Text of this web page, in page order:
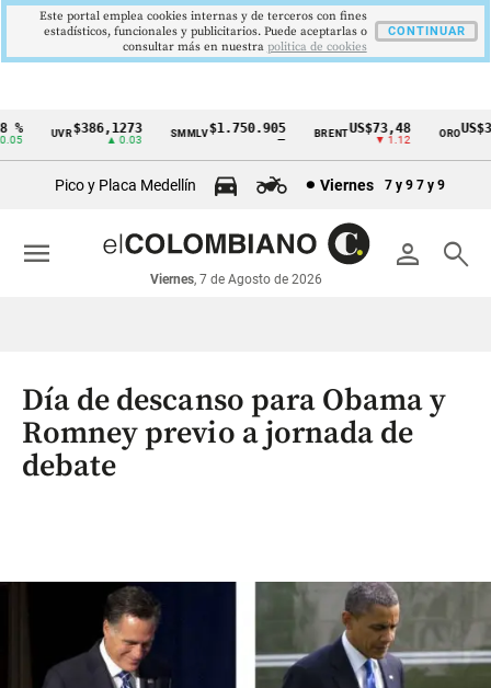
Cintillo
económicos
Colombia
UVR$386,1273
▲ 0.03
SMMLV$1.750.905 BRENTUS$73,48
▼ 1.12
ORO
Pico y Placa Medellín Viernes 7 y 9 7 y 9
person search
Viernes, 7 de Agosto de 2026
menu
Día de descanso para Obama y
Romney previo a jornada de
debate
Este portal emplea cookies internas y de terceros con fines
estadísticos, funcionales y publicitarios. Puede aceptarlas o
consultar más en nuestra politica de cookies
CONTINUAR